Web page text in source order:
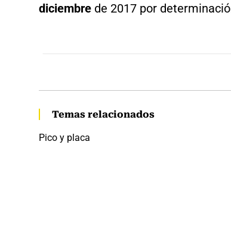
diciembrede 2017 por
Temas relacionados
Pico y placa